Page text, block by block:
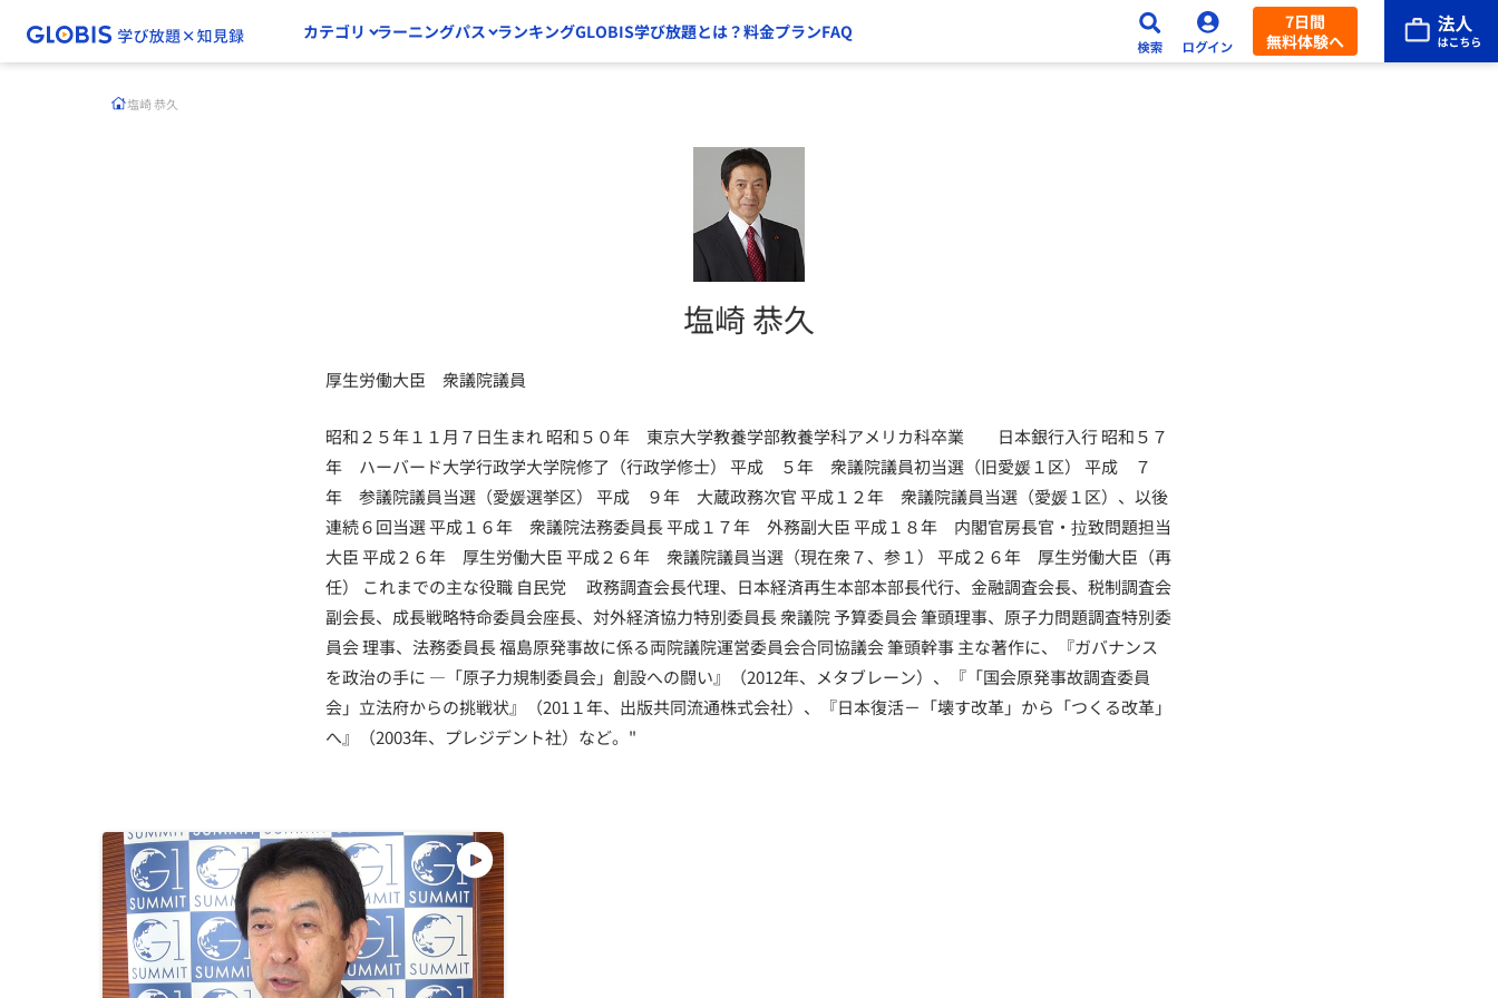
カテゴリ ラーニングパス ランキングGLOBIS学び放題とは？料金プランFAQ
7日間
無料体験へ
塩崎 恭久
塩崎 恭久
厚生労働大臣 衆議院議員
昭和２５年１１月７日生まれ 昭和５０年 東京大学教養学部教養学科アメリカ科卒業 日本銀行入行 昭和５７
年 ハーバード大学行政学大学院修了（行政学修士） 平成 ５年 衆議院議員初当選（旧愛媛１区） 平成 ７
年 参議院議員当選（愛媛選挙区） 平成 ９年 大蔵政務次官 平成１２年 衆議院議員当選（愛媛１区）、以後
連続６回当選 平成１６年 衆議院法務委員長 平成１７年 外務副大臣 平成１８年 内閣官房長官・拉致問題担当
大臣 平成２６年 厚生労働大臣 平成２６年 衆議院議員当選（現在衆７、参１） 平成２６年 厚生労働大臣（再
任） これまでの主な役職 自民党 政務調査会長代理、日本経済再生本部本部長代行、金融調査会長、税制調査会
副会長、成長戦略特命委員会座長、対外経済協力特別委員長 衆議院 予算委員会 筆頭理事、原子力問題調査特別委
員会 理事、法務委員長 福島原発事故に係る両院議院運営委員会合同協議会 筆頭幹事 主な著作に、『ガバナンス
を政治の手に ―「原子力規制委員会」創設への闘い』（2012年、メタブレーン）、『「国会原発事故調査委員
会」立法府からの挑戦状』（201１年、出版共同流通株式会社）、『日本復活－「壊す改革」から「つくる改革」
へ』（2003年、プレジデント社）など。"